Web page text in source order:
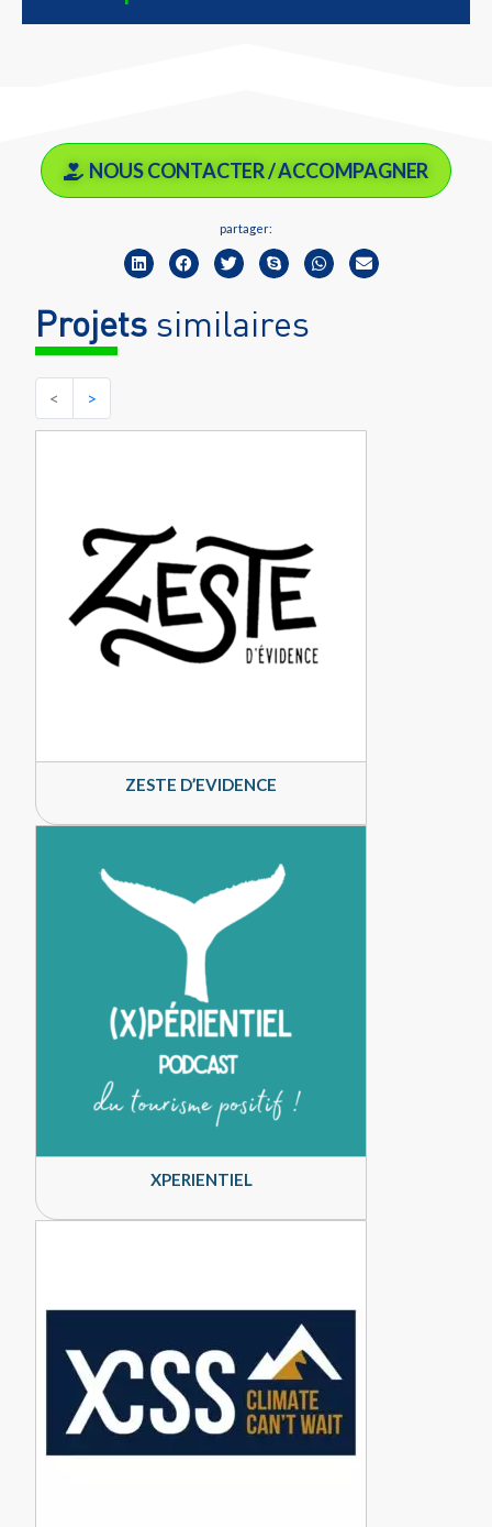
NOUS CONTACTER / ACCOMPAGNER
partager:
Projets similaires
< >
ZESTE D’EVIDENCE
XPERIENTIEL